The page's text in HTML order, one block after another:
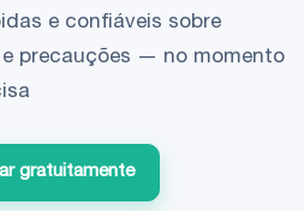
e confiáveis sobre
precauções — no momento
gratuitamente